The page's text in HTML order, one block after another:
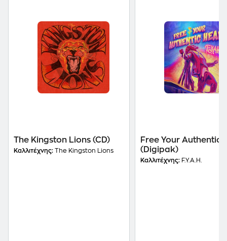
The Kingston Lions (CD)
Καλλιτέχνης: The Kingston Lions
Free Your Authentic
(Digipak)
Καλλιτέχνης: F.Y.A.H.